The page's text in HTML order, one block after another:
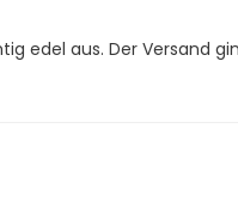
edel aus. Der Versand